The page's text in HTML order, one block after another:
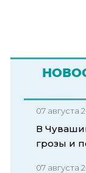
07 августа
В
грозы и
07 августа